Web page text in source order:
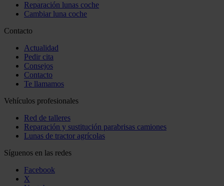
Reparación lunas coche
Cambiar luna coche
Contacto
Actualidad
Pedir cita
Consejos
Contacto
Te llamamos
Vehículos profesionales
Red de talleres
Reparación y sustitución parabrisas camiones
Lunas de tractor agrícolas
Síguenos en las redes
Facebook
X